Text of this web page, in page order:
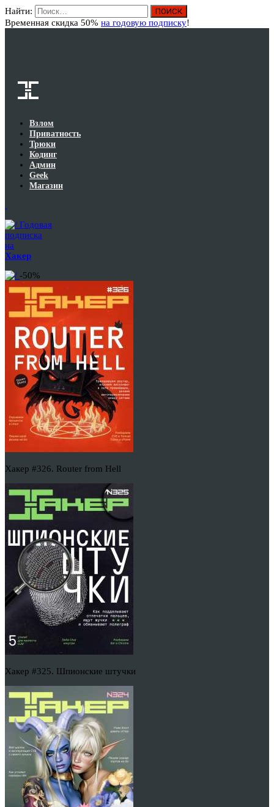
Найти:
Временная скидка 50% на годовую подписку!
Взлом
Приватность
Трюки
Кодинг
Админ
Geek
Магазин
Годовая
подписка
на
Хакер
-50%
Хакер #326. Router from Hell
Хакер #325. Шпионские штучки